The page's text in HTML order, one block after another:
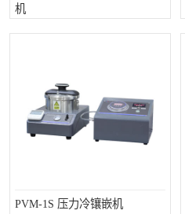
机
PVM-1S 压力冷镶嵌机